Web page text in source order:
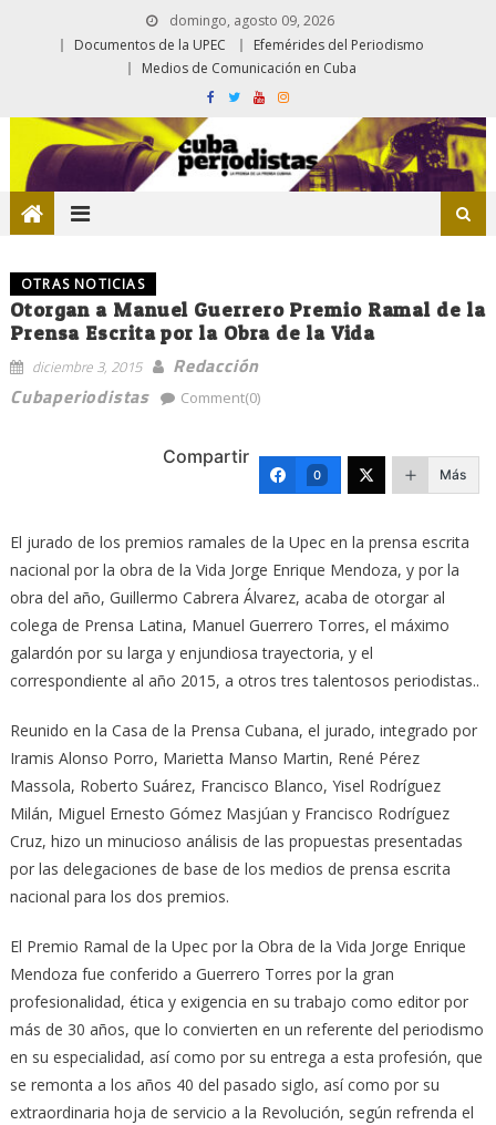
domingo, agosto 09, 2026
Documentos de la UPEC
Efemérides del Periodismo
Medios de Comunicación en Cuba
OTRAS NOTICIAS
Otorgan a Manuel Guerrero Premio Ramal de la
Prensa Escrita por la Obra de la Vida
diciembre 3, 2015
Redacción
Cubaperiodistas
Comment(0)
Compartir
0 Más
El jurado de los premios ramales de la Upec en la prensa escrita
nacional por la obra de la Vida Jorge Enrique Mendoza, y por la
obra del año, Guillermo Cabrera Álvarez, acaba de otorgar al
colega de Prensa Latina, Manuel Guerrero Torres, el máximo
galardón por su larga y enjundiosa trayectoria, y el
correspondiente al año 2015, a otros tres talentosos periodistas..
Reunido en la Casa de la Prensa Cubana, el jurado, integrado por
Iramis Alonso Porro, Marietta Manso Martin, René Pérez
Massola, Roberto Suárez, Francisco Blanco, Yisel Rodríguez
Milán, Miguel Ernesto Gómez Masjúan y Francisco Rodríguez
Cruz, hizo un minucioso análisis de las propuestas presentadas
por las delegaciones de base de los medios de prensa escrita
nacional para los dos premios.
El Premio Ramal de la Upec por la Obra de la Vida Jorge Enrique
Mendoza fue conferido a Guerrero Torres por la gran
profesionalidad, ética y exigencia en su trabajo como editor por
más de 30 años, que lo convierten en un referente del periodismo
en su especialidad, así como por su entrega a esta profesión, que
se remonta a los años 40 del pasado siglo, así como por su
extraordinaria hoja de servicio a la Revolución, según refrenda el